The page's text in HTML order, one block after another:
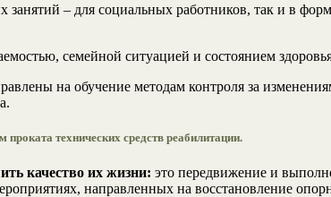
занятий – для социальных работников, так и в
семейной ситуацией и состоянием
на обучение методам контроля за
технических средств реабилитации.
качество их жизни: это передвижение и
направленных на восстановление